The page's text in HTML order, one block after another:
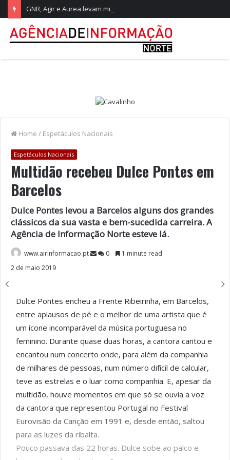
Home / Espetáculos Nacionais
Espetáculos Nacionais
Multidão recebeu Dulce Pontes em
Barcelos
Dulce Pontes levou a Barcelos alguns dos grandes
clássicos da sua vasta e bem-sucedida carreira. A
Agência de Informação Norte esteve lá.
www.airinformacao.pt 0
1 minute read
2 de maio 2019
Dulce Pontes encheu a Frente Ribeirinha, em Barcelos,
entre aplausos de pé e o melhor de uma artista que é
um ícone incomparável da música portuguesa no
feminino. Durante quase duas horas, a cantora cantou e
encantou num concerto onde, para além da companhia
de milhares de pessoas, num número difícil de calcular,
teve as estrelas e o luar como companhia. E, apesar da
multidão, houve momentos em que só se ouvia a voz
da cantora que representou Portugal no Festival
Eurovisão da Canção em 1991 e, desde então, saltou
para as luzes da ribalta.
Pouco passava das 22 horas. Dulce sobe ao palco e